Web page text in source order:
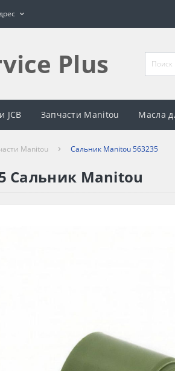
Plus
JCB Запчасти Manitou Масла
Manitou Сальник Manitou 563235
Сальник Manitou